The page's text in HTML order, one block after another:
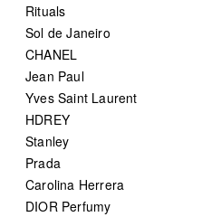
Rituals
Sol de Janeiro
CHANEL
Jean Paul
Yves Saint Laurent
HDREY
Stanley
Prada
Carolina Herrera
DIOR Perfumy